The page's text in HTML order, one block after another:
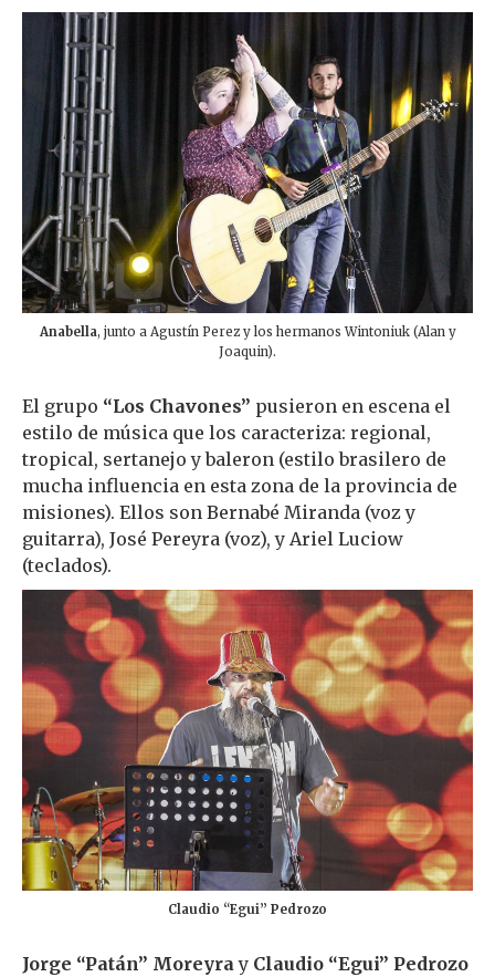
Anabella, junto a Agustín Perez y los hermanos Wintoniuk (Alan y
Joaquin).
El grupo “Los Chavones” pusieron en escena el
estilo de música que los caracteriza: regional,
tropical, sertanejo y baleron (estilo brasilero de
mucha influencia en esta zona de la provincia de
misiones). Ellos son Bernabé Miranda (voz y
guitarra), José Pereyra (voz), y Ariel Luciow
(teclados).
Claudio “Egui” Pedrozo
Jorge “Patán” Moreyra y Claudio “Egui” Pedrozo